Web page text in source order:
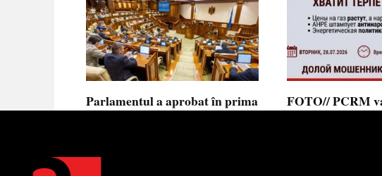
Parlamentul a aprobat în prima
FOTO// PCRM